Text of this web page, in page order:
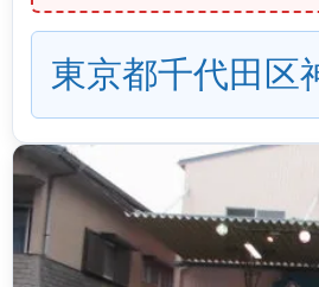
東京都千代田区